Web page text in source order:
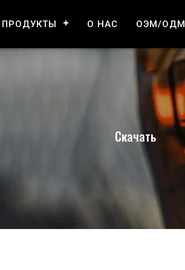
ПРОДУКТЫ О НАС ОЭМ/ОДМ
Скачать